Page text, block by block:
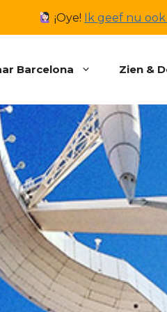
¡Oye! Ik geef nu
Barcelona Zien &